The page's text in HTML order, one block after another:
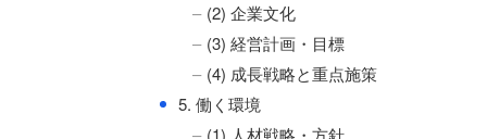
(2) 企業文化
(3) 経営計画・目標
(4) 成長戦略と重点施策
● 5. 働く環境
(1) 人材戦略・方針